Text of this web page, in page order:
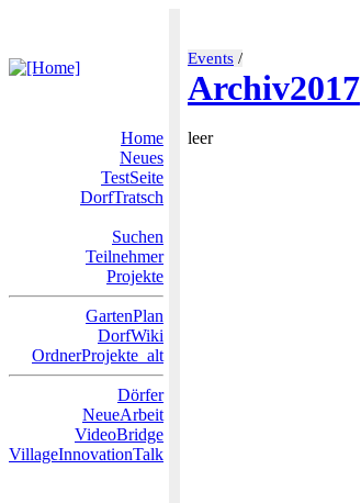
Events /
Archiv2017
Home
Neues
TestSeite
DorfTratsch
Suchen
Teilnehmer
Projekte
GartenPlan
DorfWiki
OrdnerProjekte_alt
Dörfer
NeueArbeit
VideoBridge
VillageInnovationTalk
leer